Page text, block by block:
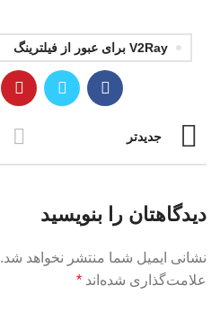
V2Ray برای عبور از فیلترینگ
جدیدتر
دیدگاهتان را بنویسید
نشانی ایمیل شما منتشر نخواهد شد.
علامت‌گذاری شده‌اند *